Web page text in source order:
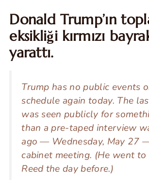
Donald Trump’ın
eksikliği kırmızı
yarattı.
Trump has no public events
schedule again today. The
was seen publicly for
than a pre-taped interview
ago — Wednesday, May 27
cabinet meeting. (He went
Reed the day before.)